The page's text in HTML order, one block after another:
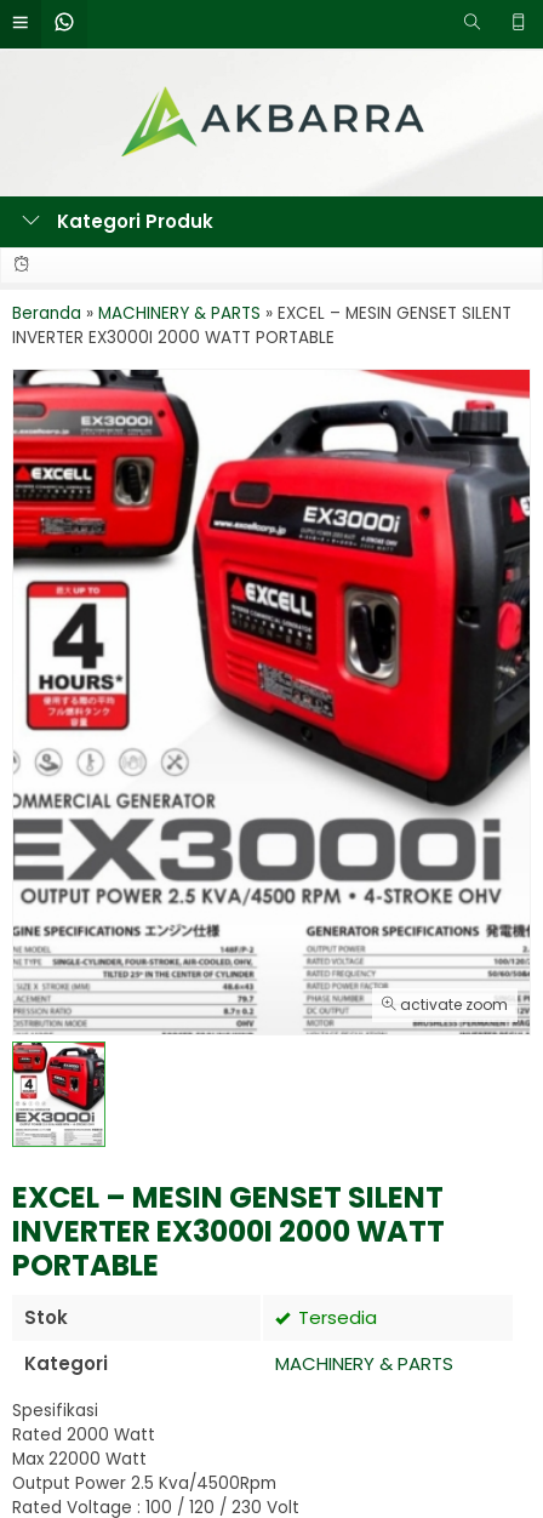
Kategori Produk
Beranda » MACHINERY & PARTS » EXCEL – MESIN GENSET SILENT
INVERTER EX3000I 2000 WATT PORTABLE
activate zoom
EXCEL – MESIN GENSET SILENT
INVERTER EX3000I 2000 WATT
PORTABLE
Stok
Tersedia
Kategori
MACHINERY & PARTS
Spesifikasi
Rated 2000 Watt
Max 22000 Watt
Output Power 2.5 Kva/4500Rpm
Rated Voltage : 100 / 120 / 230 Volt